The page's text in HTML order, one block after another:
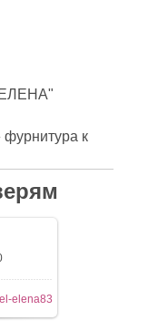
фурнитура к
elena83